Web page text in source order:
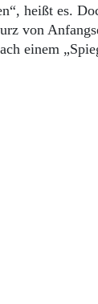
heißt es.
von
einem